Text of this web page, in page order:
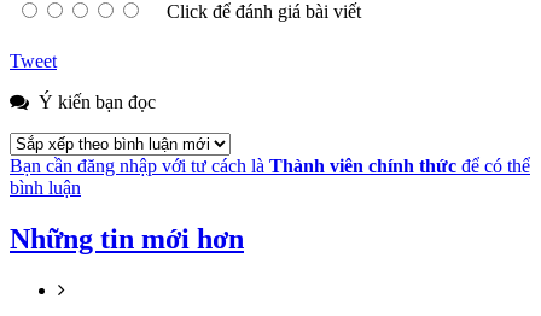
Click để đánh giá bài viết
Tweet
Ý kiến bạn đọc
Bạn cần đăng nhập với tư cách là Thành viên chính thức để có thể
bình luận
Những tin mới hơn